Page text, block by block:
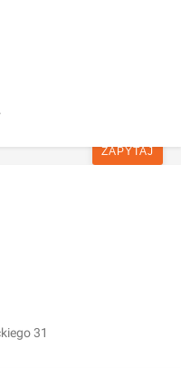
ZAPYTAJ
31